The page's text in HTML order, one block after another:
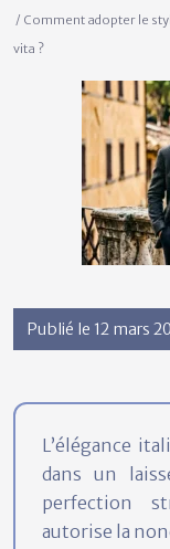
/ Comment adopter le
vita ?
Publié le 12 mars
L’élégance
dans un
perfection
autorise la